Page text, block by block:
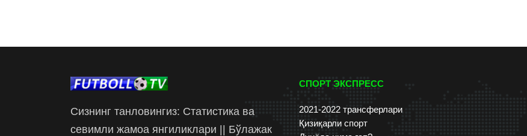
Сизнинг танловингиз: Статистика ва
севимли жамоа янгиликлари || Бўлажак
СПОРТ ЭКСПРЕСС
2021-2022 трансферлари
Қизиқарли спорт